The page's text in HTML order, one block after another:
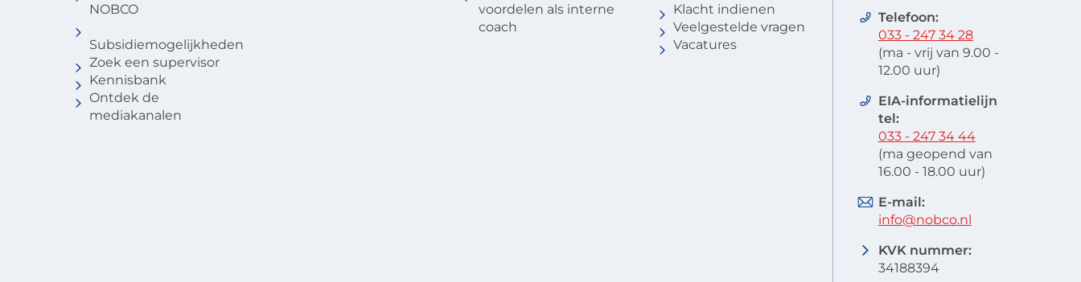
NOBCO
Subsidiemogelijkheden
Zoek een supervisor
Kennisbank
Ontdek de
mediakanalen
voordelen als interne
coach
Klacht indienen
Veelgestelde vragen
Vacatures
Telefoon:
033 - 247 34 28
(ma - vrij van 9.00 -
12.00 uur)
EIA-informatielijn
tel:
033 - 247 34 44
(ma geopend van
16.00 - 18.00 uur)
E-mail:
info@nobco.nl
KVK nummer:
34188394